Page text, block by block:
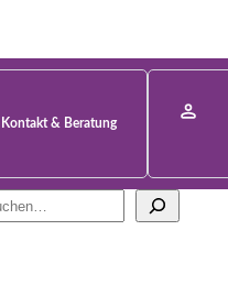
Kontakt & Beratung